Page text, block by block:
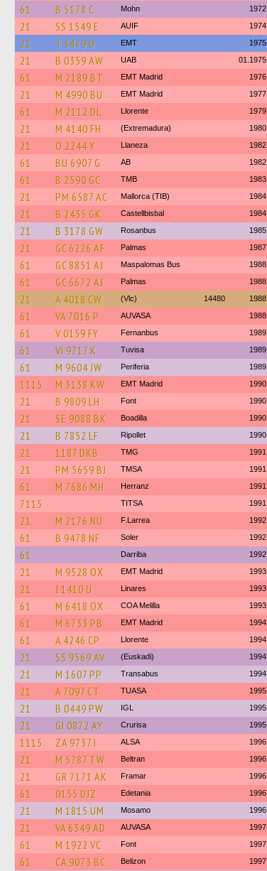
61 B 5178 C Mohn 1972
21 SS 1549 E AUIF 1974
21 T 3479 D EMT 1975
21 B 0359 AW UAB 01.1975
61 M 2189 BT EMT Madrid 1976
21 M 4990 BU EMT Madrid 1977
61 M 2112 DL Llorente 1979
21 M 4140 FH (Extremadura) 1980
21 O 2244 Y Llaneza 1982
61 BU 6907 G AB 1982
61 B 2590 GC TMB 1983
21 PM 6587 AC Mallorca (TIB) 1984
21 B 2435 GK Castellbisbal 1984
21 B 3178 GW Rosanbus 1985
21 GC 6226 AF Palmas 1987
61 GC 8851 AJ Maspalomas Bus 1988
61 GC 6672 AJ Palmas 1988
21 A 4018 CW (Vlc) 14480 1988
61 VA 7016 P AUVASA 1988
61 V 0159 FY Fernanbus 1989
61 VI 9717 K Tuvisa 1989
61 M 9604 JW Periferia 1989
1115 M 3138 KW EMT Madrid 1990
21 B 9809 LH Font 1990
21 SE 9088 BK Boadilla 1990
21 B 7852 LF Ripollet 1990
21 1187 DKB TMG 1991
21 PM 5659 BJ TMSA 1991
61 M 7686 MH Herranz 1991
7115 TITSA 1991
21 M 2176 NU F.Larrea 1992
61 B 9478 NF Soler 1992
61 Darriba 1992
21 M 9528 OX EMT Madrid 1993
21 J 1410 U Linares 1993
61 M 6418 OX COA Melilla 1993
61 M 6733 PB EMT Madrid 1994
61 A 4246 CP Llorente 1994
21 SS 9569 AV (Euskadi) 1994
21 M 1607 PP Transabus 1994
21 A 7097 CT TUASA 1995
21 B 0449 PW IGL 1995
21 GI 0872 AY Crurisa 1995
1115 ZA 9737 I ALSA 1996
21 M 5787 TW Beltran 1996
21 GR 7171 AK Framar 1996
61 0155 DJZ Edetania 1996
21 M 1815 UM Mosamo 1996
21 VA 6349 AD AUVASA 1997
61 M 1922 VC Font 1997
61 CA 9073 BC Belizon 1997